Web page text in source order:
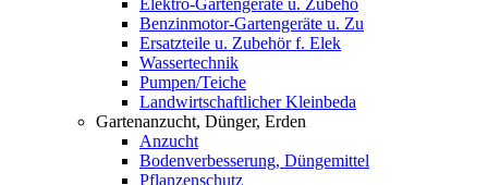
Elektro-Gartengeräte u. Zubehö
Benzinmotor-Gartengeräte u. Zu
Ersatzteile u. Zubehör f. Elek
Wassertechnik
Pumpen/Teiche
Landwirtschaftlicher Kleinbeda
Gartenanzucht, Dünger, Erden
Anzucht
Bodenverbesserung, Düngemittel
Pflanzenschutz